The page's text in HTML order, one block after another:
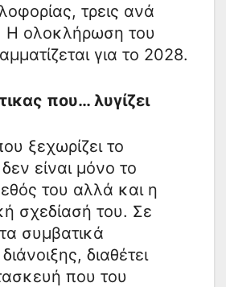
τρεις ανά
Η ολοκλήρωση του
για το 2028.
που… λυγίζει
ξεχωρίζει το
είναι μόνο το
του αλλά και η
σχεδίασή του. Σε
συμβατικά
διαθέτει
που του